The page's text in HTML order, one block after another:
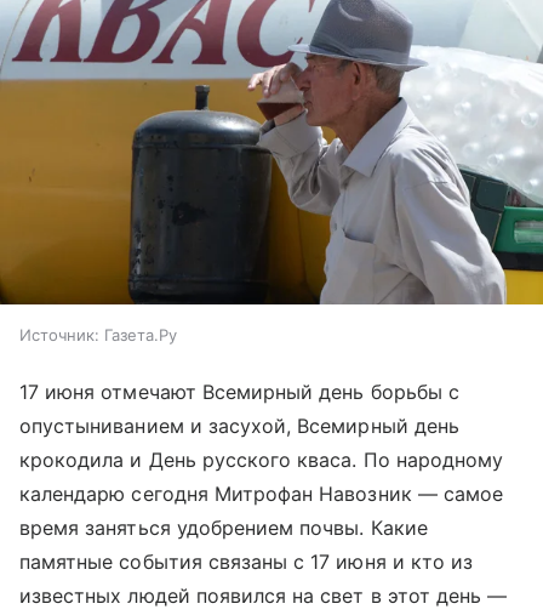
Источник: Газета.Ру
17 июня отмечают Всемирный день борьбы с
опустыниванием и засухой, Всемирный день
крокодила и День русского кваса. По народному
календарю сегодня Митрофан Навозник — самое
время заняться удобрением почвы. Какие
памятные события связаны с 17 июня и кто из
известных людей появился на свет в этот день —